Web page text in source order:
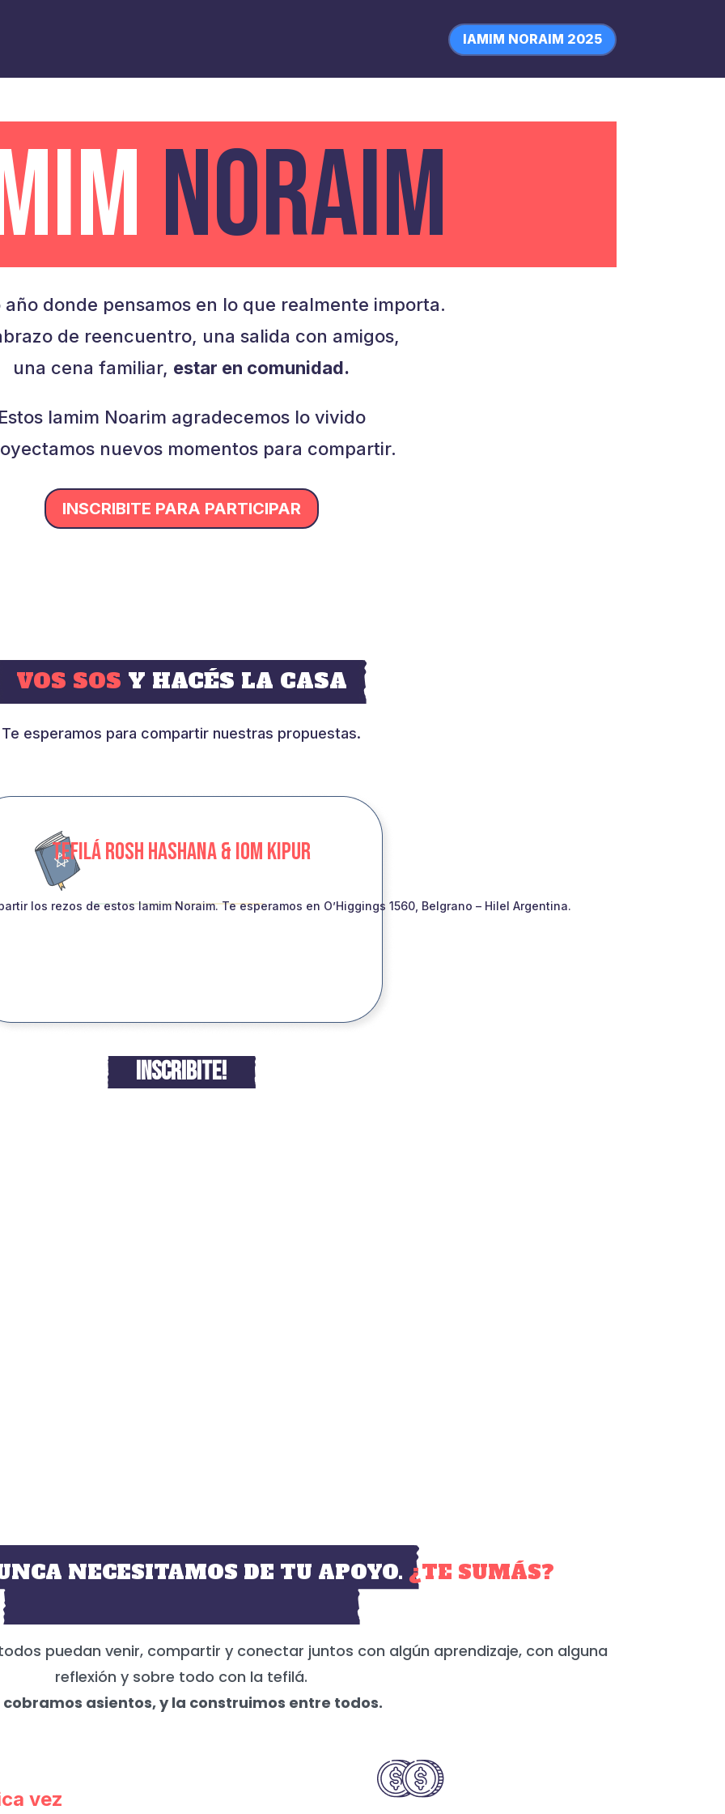
IAMIM NORAIM 2025
NORAIM
donde pensamos en lo que realmente importa.
de reencuentro, una salida con amigos,
una cena familiar, estar en comunidad.
Iamim Noarim agradecemos lo vivido
nuevos momentos para compartir.
INSCRIBITE PARA PARTICIPAR
VOS SOS Y HACÉS LA CASA
Te esperamos para compartir nuestras propuestas.
TEFILÁ ROSH HASHANA & IOM KIPUR
los rezos de estos Iamim Noraim. Te esperamos en O’Higgings 1560, Belgrano – Hilel Argentina.
INSCRIBITE!
NECESITAMOS DE TU APOYO. ¿TE SUMÁS?
puedan venir, compartir y conectar juntos con algún aprendizaje, con alguna
reflexión y sobre todo con la tefilá.
cobramos asientos, y la construimos entre todos.
vez